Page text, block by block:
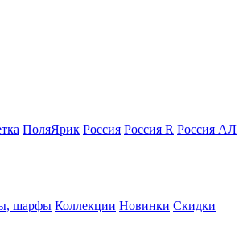
ПоляЯрик Россия Россия R Россия АЛ
шарфы Коллекции Новинки Скидки